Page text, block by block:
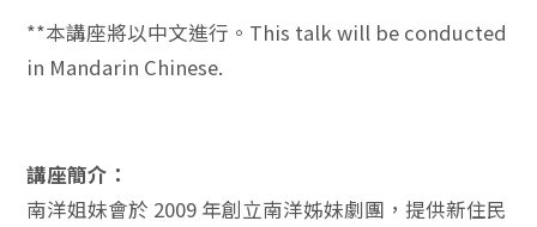
**本講座將以中文進行。This talk will be conducted
in Mandarin Chinese.
講座簡介：
南洋姐妹會於 2009 年創立南洋姊妹劇團，提供新住民